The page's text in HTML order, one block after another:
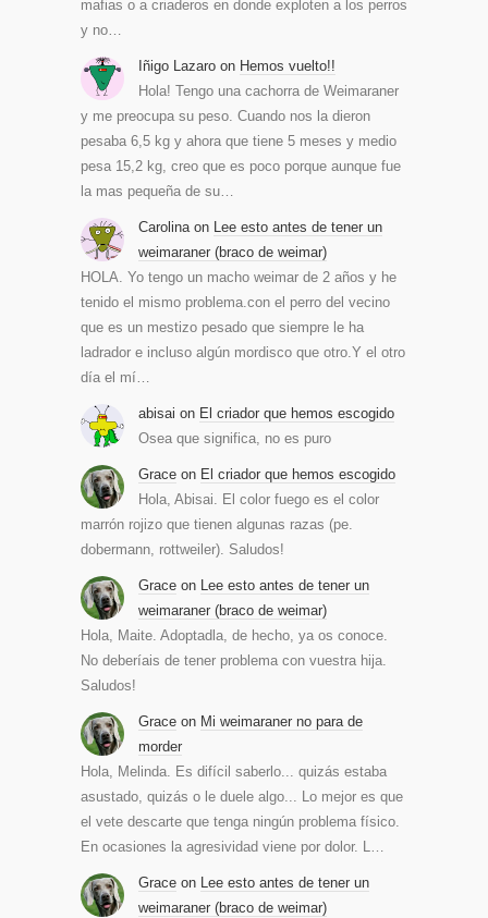
mafias o a criaderos en donde exploten a los perros
y no…
Iñigo Lazaro on Hemos vuelto!!
Hola! Tengo una cachorra de Weimaraner
y me preocupa su peso. Cuando nos la dieron
pesaba 6,5 kg y ahora que tiene 5 meses y medio
pesa 15,2 kg, creo que es poco porque aunque fue
la mas pequeña de su…
Carolina on Lee esto antes de tener un
weimaraner (braco de weimar)
HOLA. Yo tengo un macho weimar de 2 años y he
tenido el mismo problema.con el perro del vecino
que es un mestizo pesado que siempre le ha
ladrador e incluso algún mordisco que otro.Y el otro
día el mí…
abisai on El criador que hemos escogido
Osea que significa, no es puro
Grace on El criador que hemos escogido
Hola, Abisai. El color fuego es el color
marrón rojizo que tienen algunas razas (pe.
dobermann, rottweiler). Saludos!
Grace on Lee esto antes de tener un
weimaraner (braco de weimar)
Hola, Maite. Adoptadla, de hecho, ya os conoce.
No deberíais de tener problema con vuestra hija.
Saludos!
Grace on Mi weimaraner no para de
morder
Hola, Melinda. Es difícil saberlo... quizás estaba
asustado, quizás o le duele algo... Lo mejor es que
el vete descarte que tenga ningún problema físico.
En ocasiones la agresividad viene por dolor. L…
Grace on Lee esto antes de tener un
weimaraner (braco de weimar)